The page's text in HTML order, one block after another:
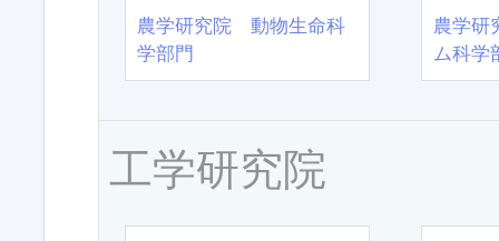
農学研究院 動物生命科
学部門
農学
ム科学
工学研究院